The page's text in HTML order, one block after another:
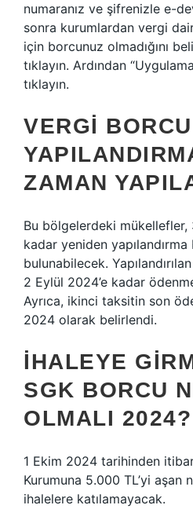
numaranız ve şifrenizle e-
sonra kurumlardan vergi
için borcunuz olmadığını
tıklayın. Ardından
tıklayın.
VERGI BORCU
ZAMAN
Bu bölgelerdeki mükellefler,
kadar yeniden
bulunabilecek.
2 Eylül 2024’e kadar
Ayrıca, ikinci taksitin son
2024 olarak belirlendi.
İHALEYE
SGK BORCU
OLMALI 2024?
1 Ekim 2024 tarihinden
Kurumuna 5.000 TL’yi aşan
ihalelere katılamayacak.